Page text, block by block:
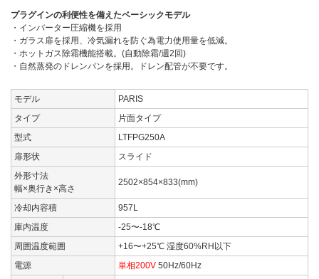
プラグインの利便性を備えたベーシックモデル
・インバーター圧縮機を採用
・ガラス扉を採用、冷気漏れを防ぐ為電力使用量を低減。
・ホットガス除霜機能搭載。(自動除霜/週2回)
・自然蒸発のドレンパンを採用。ドレン配管が不要です。
モデル
PARIS
タイプ
片面タイプ
型式
LTFPG250A
扉形状
スライド
外形寸法
幅×奥行き×高さ
2502×854×833(mm)
冷却内容積
957L
庫内温度
-25〜-18℃
周囲温度範囲
+16〜+25℃ 湿度60%RH以下
電源
単相200V 50Hz/60Hz